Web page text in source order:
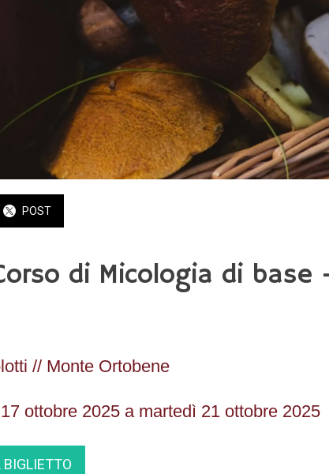
POST
di Micologia di base
// Monte Ortobene
ottobre 2025 a martedì 21 ottobre 2025
BIGLIETTO